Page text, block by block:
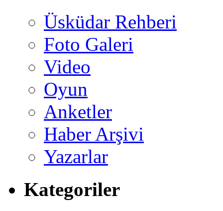
Üsküdar Rehberi
Foto Galeri
Video
Oyun
Anketler
Haber Arşivi
Yazarlar
Kategoriler